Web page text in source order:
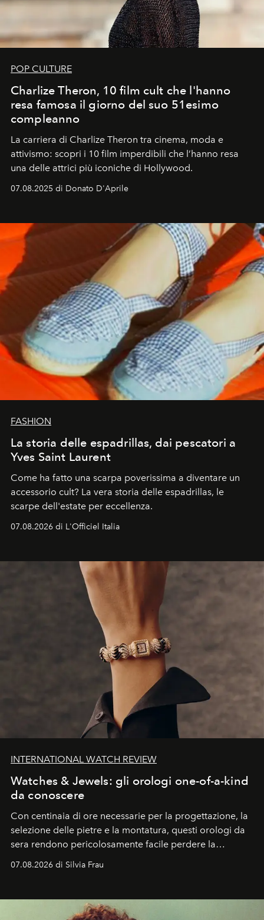
POP CULTURE
Charlize Theron, 10 film cult che l'hanno
resa famosa il giorno del suo 51esimo
compleanno
La carriera di Charlize Theron tra cinema, moda e
attivismo: scopri i 10 film imperdibili che l’hanno resa
una delle attrici più iconiche di Hollywood.
07.08.2025 di Donato D'Aprile
FASHION
La storia delle espadrillas, dai pescatori a
Yves Saint Laurent
Come ha fatto una scarpa poverissima a diventare un
accessorio cult? La vera storia delle espadrillas, le
scarpe dell'estate per eccellenza.
07.08.2026 di L'Officiel Italia
INTERNATIONAL WATCH REVIEW
Watches & Jewels: gli orologi one-of-a-kind
da conoscere
Con centinaia di ore necessarie per la progettazione, la
selezione delle pietre e la montatura, questi orologi da
sera rendono pericolosamente facile perdere la
cognizione del tempo. Ma con quadranti così
07.08.2026 di Silvia Frau